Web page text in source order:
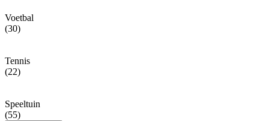
Voetbal
(30)
Tennis
(22)
Speeltuin
(55)